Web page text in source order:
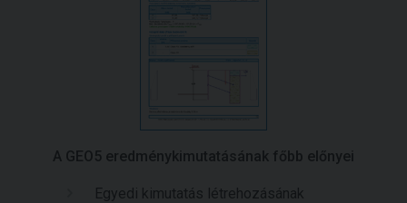
A GEO5 eredménykimutatásának főbb előnyei
Egyedi kimutatás létrehozásának